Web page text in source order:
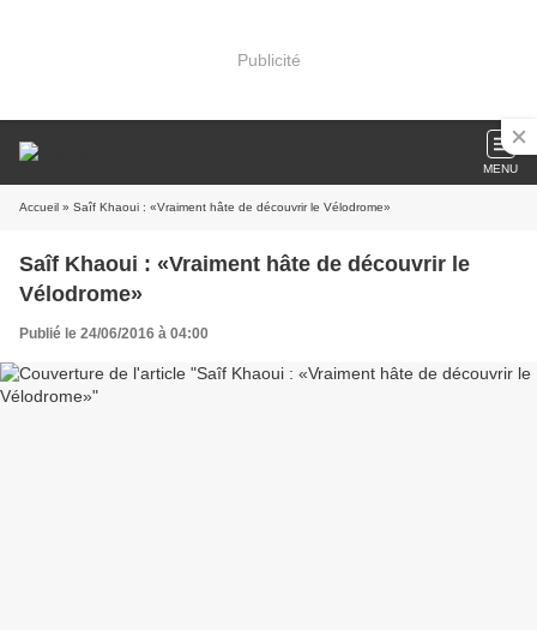
Publicité
MENU
Accueil » Saîf Khaoui : «Vraiment hâte de découvrir le Vélodrome»
Saîf Khaoui : «Vraiment hâte de découvrir le
Vélodrome»
Publié le 24/06/2016 à 04:00